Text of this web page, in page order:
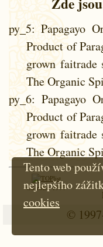
py_5: Papagayo
Product of
grown faitrade
The Organic
py_6: Papagayo
Product of
grown faitrade
The Organic
Od roku 1997
©
Tento web
nejlepšího
cookies